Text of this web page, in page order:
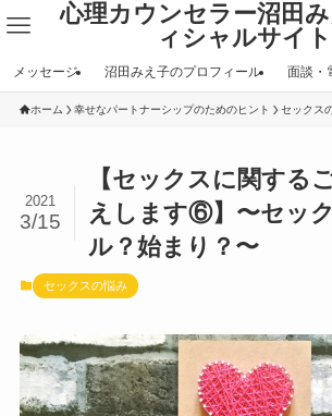
心理カウンセラー沼田
ィシャルサイト
メッセージ 沼田みえ子のプロフィール 面談・
ホーム 幸せなパートナーシップのためのヒント セックス
【セックスに関する
えします⑥】〜セッ
ル？始まり？〜
2021
3/15
セックスの悩み